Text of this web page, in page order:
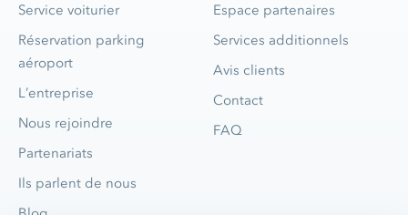
Service voiturier
Réservation parking
aéroport
L’entreprise
Nous rejoindre
Partenariats
Ils parlent de nous
Espace partenaires
Services additionnels
Avis clients
Contact
FAQ